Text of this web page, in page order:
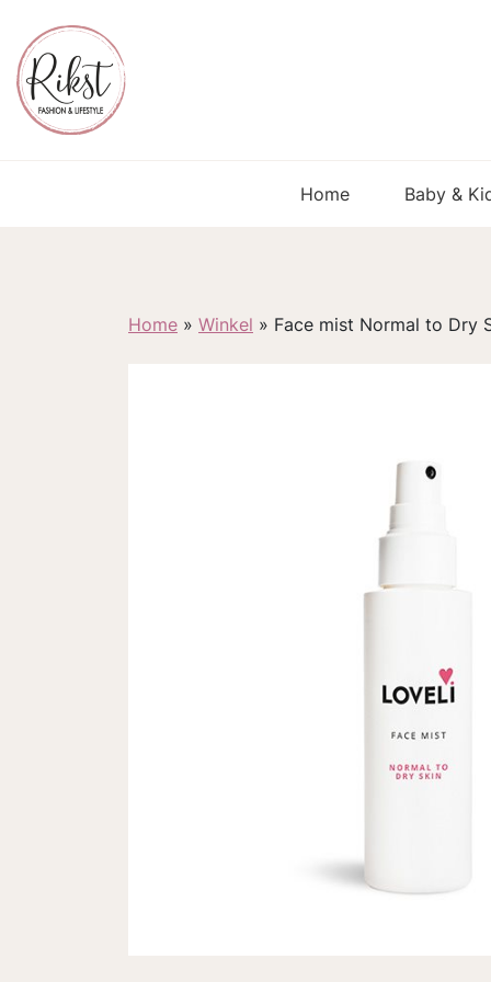
Home Baby &
Home » Winkel » Face mist Normal to Dry